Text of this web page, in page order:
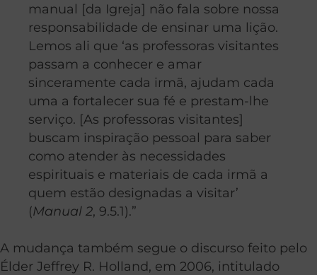
manual [da Igreja] não fala sobre nossa
responsabilidade de ensinar uma lição.
Lemos ali que ‘as professoras visitantes
passam a conhecer e amar
sinceramente cada irmã, ajudam cada
uma a fortalecer sua fé e prestam-lhe
serviço. [As professoras visitantes]
buscam inspiração pessoal para saber
como atender às necessidades
espirituais e materiais de cada irmã a
quem estão designadas a visitar’
(Manual 2, 9.5.1).”
A mudança também segue o discurso feito pelo
Élder Jeffrey R. Holland, em 2006, intitulado